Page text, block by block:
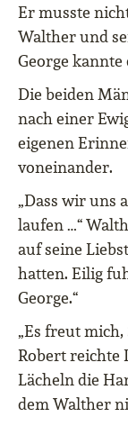
Er musste
Walther und
George
Die beiden
nach einer
eigenen
voneinander.
„Dass wir uns
laufen …“
auf seine
hatten. Eilig
George.“
„Es freut
Robert reichte
Lächeln die
dem Walther